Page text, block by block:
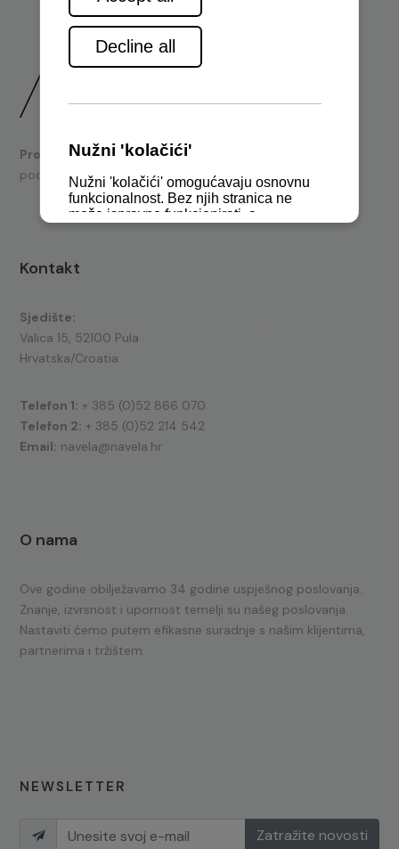
Prodajabrodskih motora i nautičke opreme te tehnička
podrška.
Kontakt
Sjedište:
Valica 15, 52100 Pula
Hrvatska/Croatia
Telefon 1: + 385 (0)52 866 070
Telefon 2: + 385 (0)52 214 542
Email: navela@navela.hr
O nama
Ove godine obilježavamo 34 godine uspješnog poslovanja.
Znanje, izvrsnost i upornost temelji su našeg poslovanja.
Nastaviti ćemo putem efikasne suradnje s našim klijentima,
partnerima i tržištem.
NEWSLETTER
Zatražite novosti